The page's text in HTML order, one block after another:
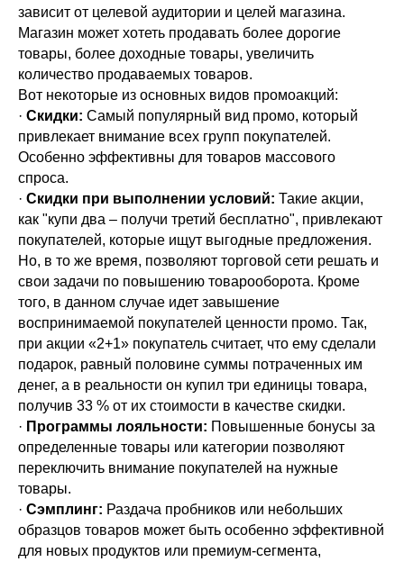
зависит от целевой аудитории и целей магазина.
Магазин может хотеть продавать более дорогие
товары, более доходные товары, увеличить
количество продаваемых товаров.
Вот некоторые из основных видов промоакций:
· Скидки: Самый популярный вид промо, который
привлекает внимание всех групп покупателей.
Особенно эффективны для товаров массового
спроса.
· Скидки при выполнении условий: Такие акции,
как "купи два – получи третий бесплатно", привлекают
покупателей, которые ищут выгодные предложения.
Но, в то же время, позволяют торговой сети решать и
свои задачи по повышению товарооборота. Кроме
того, в данном случае идет завышение
воспринимаемой покупателей ценности промо. Так,
при акции «2+1» покупатель считает, что ему сделали
подарок, равный половине суммы потраченных им
денег, а в реальности он купил три единицы товара,
получив 33 % от их стоимости в качестве скидки.
· Программы лояльности: Повышенные бонусы за
определенные товары или категории позволяют
переключить внимание покупателей на нужные
товары.
· Сэмплинг: Раздача пробников или небольших
образцов товаров может быть особенно эффективной
для новых продуктов или премиум-сегмента,